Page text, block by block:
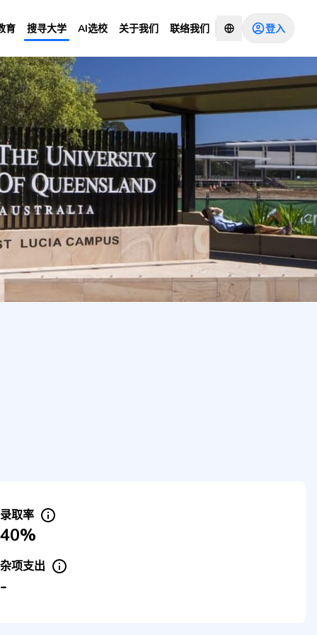
育 搜寻大学 AI选校 关于我们 联络我们 登入
咨询顾问
录取率
40%
杂项支出
-